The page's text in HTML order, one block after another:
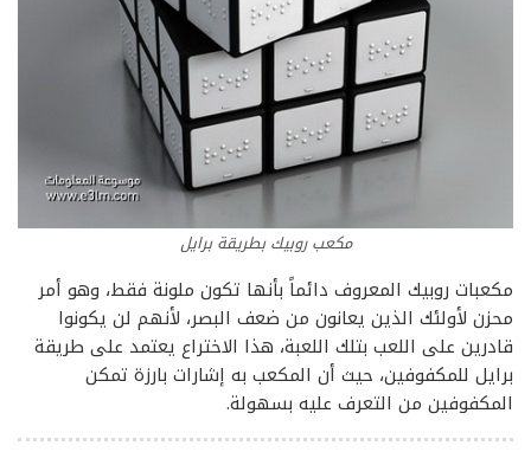
مكعب روبيك بطريقة برايل
مكعبات روبيك المعروف دائماً بأنها تكون ملونة فقط، وهو أمر
محزن لأولئك الذين يعانون من ضعف البصر، لأنهم لن يكونوا
قادرين على اللعب بتلك اللعبة، هذا الاختراع يعتمد على طريقة
برايل للمكفوفين، حيث أن المكعب به إشارات بارزة تمكن
المكفوفين من التعرف عليه بسهولة.